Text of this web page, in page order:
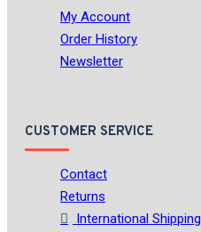
My Account
Order History
Newsletter
CUSTOMER SERVICE
Contact
Returns
International Shipping